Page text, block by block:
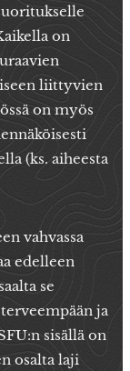
on
liittyvien
on myös
(ks. aiheesta
vahvassa
edelleen
se
ja
sisällä on
osalta laji